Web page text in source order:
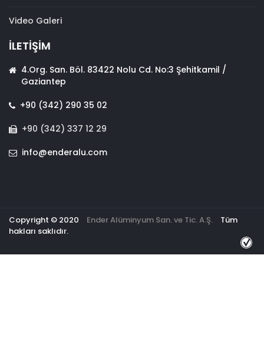
Video Galeri
İLETİŞİM
4.Org. San. Böl. 83422 Nolu Cd. No:3 Şehitkamil /
Gaziantep
+90 (342) 290 35 02
+90 (342) 337 12 29
info@enderalu.com
Copyright © 2020 Ender Alüminyum San. ve Tic. A.Ş.
Tüm
hakları saklıdır.